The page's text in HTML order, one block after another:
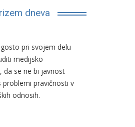
dneva
pri svojem delu
medijsko
da se ne bi javnost
problemi pravičnosti v
odnosih.